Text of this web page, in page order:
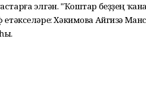
элгән. "Ҡоштар беҙҙең
Хәкимова Айгизә